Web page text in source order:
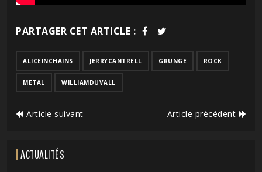
PARTAGER CET ARTICLE :
ALICEINCHAINS JERRYCANTRELL GRUNGE ROCK
METAL WILLIAMDUVALL
Article suivant Article précédent
ACTUALITÉS